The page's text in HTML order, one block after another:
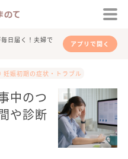
日届く！夫婦で
アプリで開く
妊娠初期の症状・トラブル
中のつ
や診断